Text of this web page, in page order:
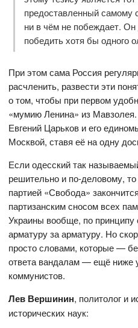
предоставленный самому
ни в чём не побеждает.
победить хотя бы одного
При этом сама Россия
расчленить, развести эти
о том, чтобы при первом
«мумию Ленина» из
Евгений Царьков и его
Москвой, ставя её на одну
Если одесский так
решительно и по-деловому, то
партией «Свобода»
партизанским сносом всех
Украины вообще, по принципу
арматуру за арматуру. Но
просто словами, которые —
ответа вандалам — ещё ниже
коммунистов.
Лев Вершинин, политолог и
исторических наук: